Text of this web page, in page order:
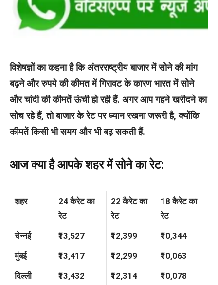
विशेषज्ञों का कहना है कि अंतरराष्ट्रीय बाजार में सोने की मांग
बढ़ने और रुपये की कीमत में गिरावट के कारण भारत में सोने
और चांदी की कीमतें ऊंची हो रही हैं. अगर आप गहने खरीदने का
सोच रहे हैं, तो बाजार के रेट पर ध्यान रखना जरूरी है, क्योंकि
कीमतें किसी भी समय और भी बढ़ सकती हैं.
आज क्या है आपके शहर में सोने का रेट:
शहर
24 कैरेट का
रेट
22 कैरेट का
रेट
18 कैरेट का
रेट
चेन्नई ₹13,527 ₹12,399 ₹10,344
मुंबई ₹13,417 ₹12,299 ₹10,063
दिल्ली ₹13,432 ₹12,314 ₹10,078